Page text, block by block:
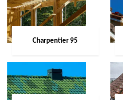
Charpentier 95